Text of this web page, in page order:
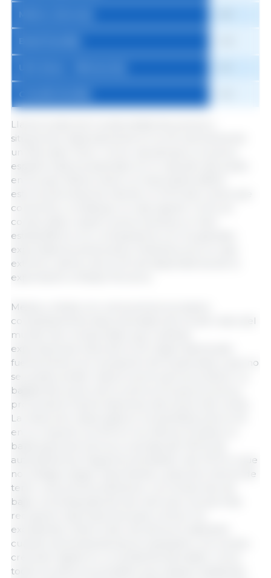
Llama la atención la diversidad de precios y
situaciones. Especialmente en la UE, teóricamente
un Mercado Único. Como casi siempre, el precio
español está encaramado en lo más alto del podio
en Europa. México tiene un importante déficit
estructural (importa más de un 40 % del cerdo que
consume) y constituye un caso aparte. Como se
comprueba, nuestro precio alcanza un nivel
estratosférico si lo comparamos con los grandes
exportadores americanos. Dinamarca es un caso
extremo, dentro de la UE, de dependencia de la
exportación a Países Terceros.
Meses y meses con unos precios europeos
completamente desconectados de los del resto del
mundo han comportado que nuestras
exportaciones, fuera de la UE, hayan disminuido
fuertemente (con excepción de la panceta) y que no
se pueda vender toda la carne que se produce. La
bajada del precio de la carne es la que provoca y
provocará el fuerte descenso del precio del cerdo.
La reducción observada en los beneficios de la UE
en su conjunto (un 8 % en los últimos 10 años) no
basta para acercarnos a una tasa del 100 % de
autosuficiencia. Seguimos alrededor del 115 % lo que
nos obliga a seguir exportando y para ello hemos de
tener unos precios atractivos. Los cerdos han de
bajar a la búsqueda de ese nivel que nos permita
recuperar exportaciones para colocar los
excedentes. Sobre todo, de ahora en adelante
cuando las temperaturas se suavizarán y los cerdos
crecerán rápido en un ambiente favorable: como
todos los años es previsible que lleguen bastantes